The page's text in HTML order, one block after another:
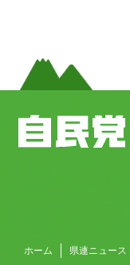
ホーム 県連ニュース